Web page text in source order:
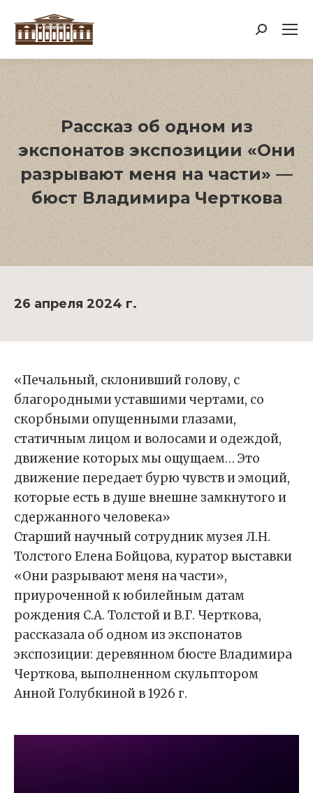
Поиск:
Рассказ об одном из
экспонатов экспозиции «Они
разрывают меня на части» —
бюст Владимира Черткова
26 апреля 2024 г.
«Печальный, склонивший голову, с
благородными уставшими чертами, со
скорбными опущенными глазами,
статичным лицом и волосами и одеждой,
движение которых мы ощущаем… Это
движение передает бурю чувств и эмоций,
которые есть в душе внешне замкнутого и
сдержанного человека»
Старший научный сотрудник музея Л.Н.
Толстого Елена Бойцова, куратор выставки
«Они разрывают меня на части»,
приуроченной к юбилейным датам
рождения С.А. Толстой и В.Г. Черткова,
рассказала об одном из экспонатов
экспозиции: деревянном бюсте Владимира
Черткова, выполненном скульптором
Анной Голубкиной в 1926 г.